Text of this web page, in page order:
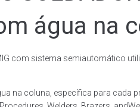
água na
com sistema semiautomático
na coluna, específica para